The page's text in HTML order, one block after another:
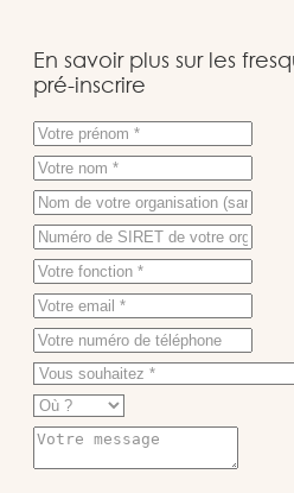
En savoir plus sur les
pré-inscrire